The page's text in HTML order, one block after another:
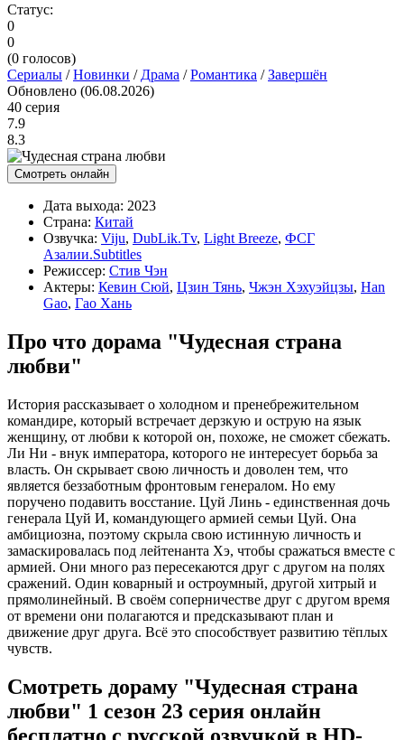
Статус:
0
0
(0 голосов)
Сериалы /Новинки / Драма /Романтика /Завершён
Обновлено (06.08.2026)
40 серия
7.9
8.3
Смотреть онлайн
Дата выхода: 2023
Страна: Китай
Озвучка: Viju, DubLik.Tv, Light Breeze, ФСГ
Азалии.Subtitles
Режиссер: Стив Чэн
Актеры: Кевин Сюй, Цзин Тянь, Чжэн Хэхуэйцзы, Han
Gao, Гао Хань
Про что дорама "Чудесная страна
любви"
История рассказывает о холодном и пренебрежительном
командире, который встречает дерзкую и острую на язык
женщину, от любви к которой он, похоже, не сможет сбежать.
Ли Ни - внук императора, которого не интересует борьба за
власть. Он скрывает свою личность и доволен тем, что
является беззаботным фронтовым генералом. Но ему
поручено подавить восстание. Цуй Линь - единственная дочь
генерала Цуй И, командующего армией семьи Цуй. Она
амбициозна, поэтому скрыла свою истинную личность и
замаскировалась под лейтенанта Хэ, чтобы сражаться вместе с
армией. Они много раз пересекаются друг с другом на полях
сражений. Один коварный и остроумный, другой хитрый и
прямолинейный. В своём соперничестве друг с другом время
от времени они полагаются и предсказывают план и
движение друг друга. Всё это способствует развитию тёплых
чувств.
Смотреть дораму "Чудесная страна
любви" 1 сезон 23 серия онлайн
бесплатно с русской озвучкой в HD-